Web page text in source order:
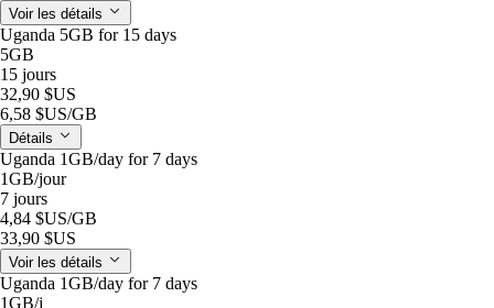
Voir les détails
Uganda 5GB for 15 days
5GB
15 jours
32,90 $US
6,58 $US/GB
Détails
Uganda 1GB/day for 7 days
1GB/jour
7 jours
4,84 $US/GB
33,90 $US
Voir les détails
Uganda 1GB/day for 7 days
1GB/j